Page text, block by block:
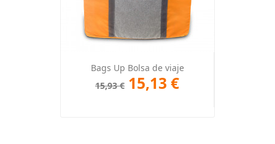
Bags Up Bolsa de viaje
15,93 € 15,13 €